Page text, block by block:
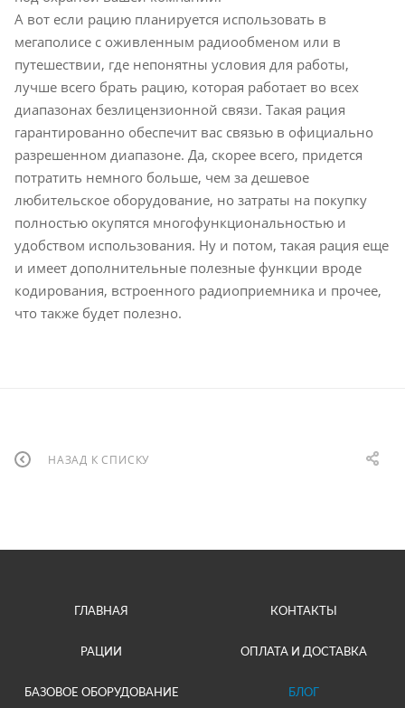
А вот если рацию планируется использовать в
мегаполисе с оживленным радиообменом или в
путешествии, где непонятны условия для работы,
лучше всего брать рацию, которая работает во всех
диапазонах безлицензионной связи. Такая рация
гарантированно обеспечит вас связью в официально
разрешенном диапазоне. Да, скорее всего, придется
потратить немного больше, чем за дешевое
любительское оборудование, но затраты на покупку
полностью окупятся многофункциональностью и
удобством использования. Ну и потом, такая рация еще
и имеет дополнительные полезные функции вроде
кодирования, встроенного радиоприемника и прочее,
что также будет полезно.
НАЗАД К СПИСКУ
ГЛАВНАЯ
РАЦИИ
БАЗОВОЕ ОБОРУДОВАНИЕ
КОНТАКТЫ
ОПЛАТА И ДОСТАВКА
БЛОГ